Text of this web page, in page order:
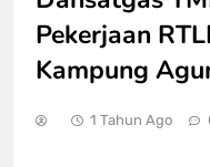
Pekerjaan
Kampung
1 Tahun Ago